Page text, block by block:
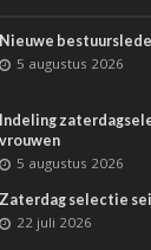
Nieuwe
5 augustus 2026
Indeling
vrouwen
5 augustus 2026
Zaterdag selectie
22 juli 2026